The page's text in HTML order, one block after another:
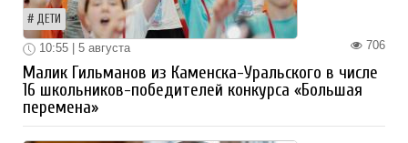
ДЕТИ
706
10:55 | 5 августа
Малик Гильманов из Каменска-Уральского в числе
16 школьников-победителей конкурса «Большая
перемена»